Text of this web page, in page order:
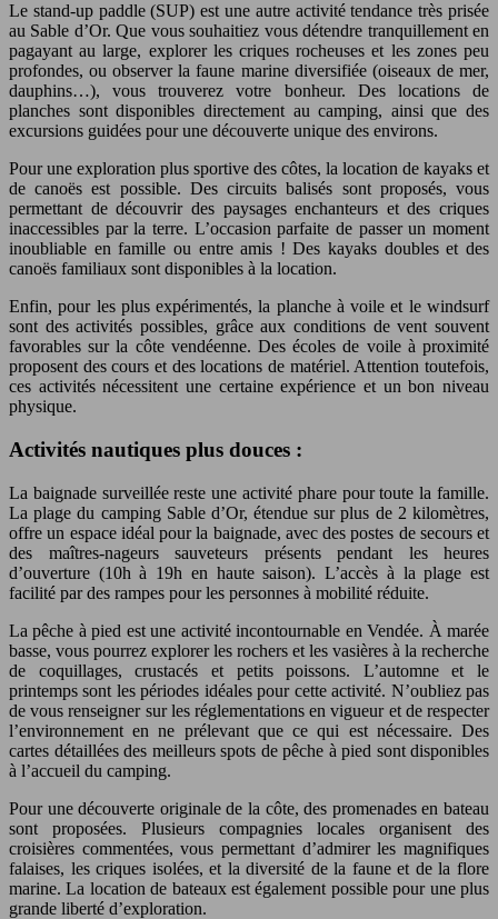
Le stand-up paddle (SUP) est une autre activité tendance très prisée
au Sable d’Or. Que vous souhaitiez vous détendre tranquillement en
pagayant au large, explorer les criques rocheuses et les zones peu
profondes, ou observer la faune marine diversifiée (oiseaux de mer,
dauphins…), vous trouverez votre bonheur. Des locations de
planches sont disponibles directement au camping, ainsi que des
excursions guidées pour une découverte unique des environs.
Pour une exploration plus sportive des côtes, la location de kayaks et
de canoës est possible. Des circuits balisés sont proposés, vous
permettant de découvrir des paysages enchanteurs et des criques
inaccessibles par la terre. L’occasion parfaite de passer un moment
inoubliable en famille ou entre amis ! Des kayaks doubles et des
canoës familiaux sont disponibles à la location.
Enfin, pour les plus expérimentés, la planche à voile et le windsurf
sont des activités possibles, grâce aux conditions de vent souvent
favorables sur la côte vendéenne. Des écoles de voile à proximité
proposent des cours et des locations de matériel. Attention toutefois,
ces activités nécessitent une certaine expérience et un bon niveau
physique.
Activités nautiques plus douces :
La baignade surveillée reste une activité phare pour toute la famille.
La plage du camping Sable d’Or, étendue sur plus de 2 kilomètres,
offre un espace idéal pour la baignade, avec des postes de secours et
des maîtres-nageurs sauveteurs présents pendant les heures
d’ouverture (10h à 19h en haute saison). L’accès à la plage est
facilité par des rampes pour les personnes à mobilité réduite.
La pêche à pied est une activité incontournable en Vendée. À marée
basse, vous pourrez explorer les rochers et les vasières à la recherche
de coquillages, crustacés et petits poissons. L’automne et le
printemps sont les périodes idéales pour cette activité. N’oubliez pas
de vous renseigner sur les réglementations en vigueur et de respecter
l’environnement en ne prélevant que ce qui est nécessaire. Des
cartes détaillées des meilleurs spots de pêche à pied sont disponibles
à l’accueil du camping.
Pour une découverte originale de la côte, des promenades en bateau
sont proposées. Plusieurs compagnies locales organisent des
croisières commentées, vous permettant d’admirer les magnifiques
falaises, les criques isolées, et la diversité de la faune et de la flore
marine. La location de bateaux est également possible pour une plus
grande liberté d’exploration.